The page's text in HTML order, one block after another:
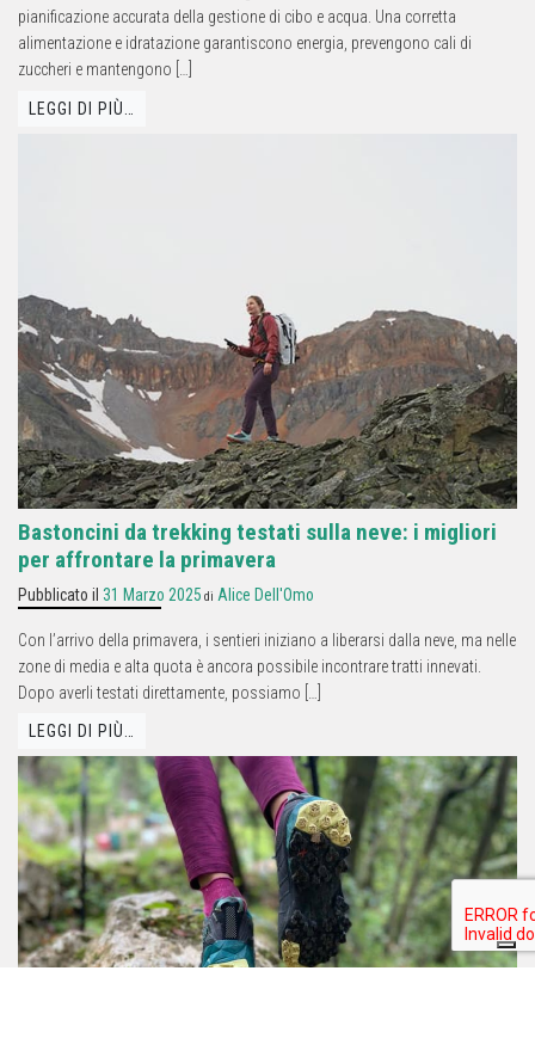
pianificazione accurata della gestione di cibo e acqua. Una corretta
alimentazione e idratazione garantiscono energia, prevengono cali di
zuccheri e mantengono […]
LEGGI DI PIÙ…
Bastoncini da trekking testati sulla neve: i migliori
per affrontare la primavera
Pubblicato il 31 Marzo 2025 di Alice Dell'Omo
Con l’arrivo della primavera, i sentieri iniziano a liberarsi dalla neve, ma nelle
zone di media e alta quota è ancora possibile incontrare tratti innevati.
Dopo averli testati direttamente, possiamo […]
LEGGI DI PIÙ…